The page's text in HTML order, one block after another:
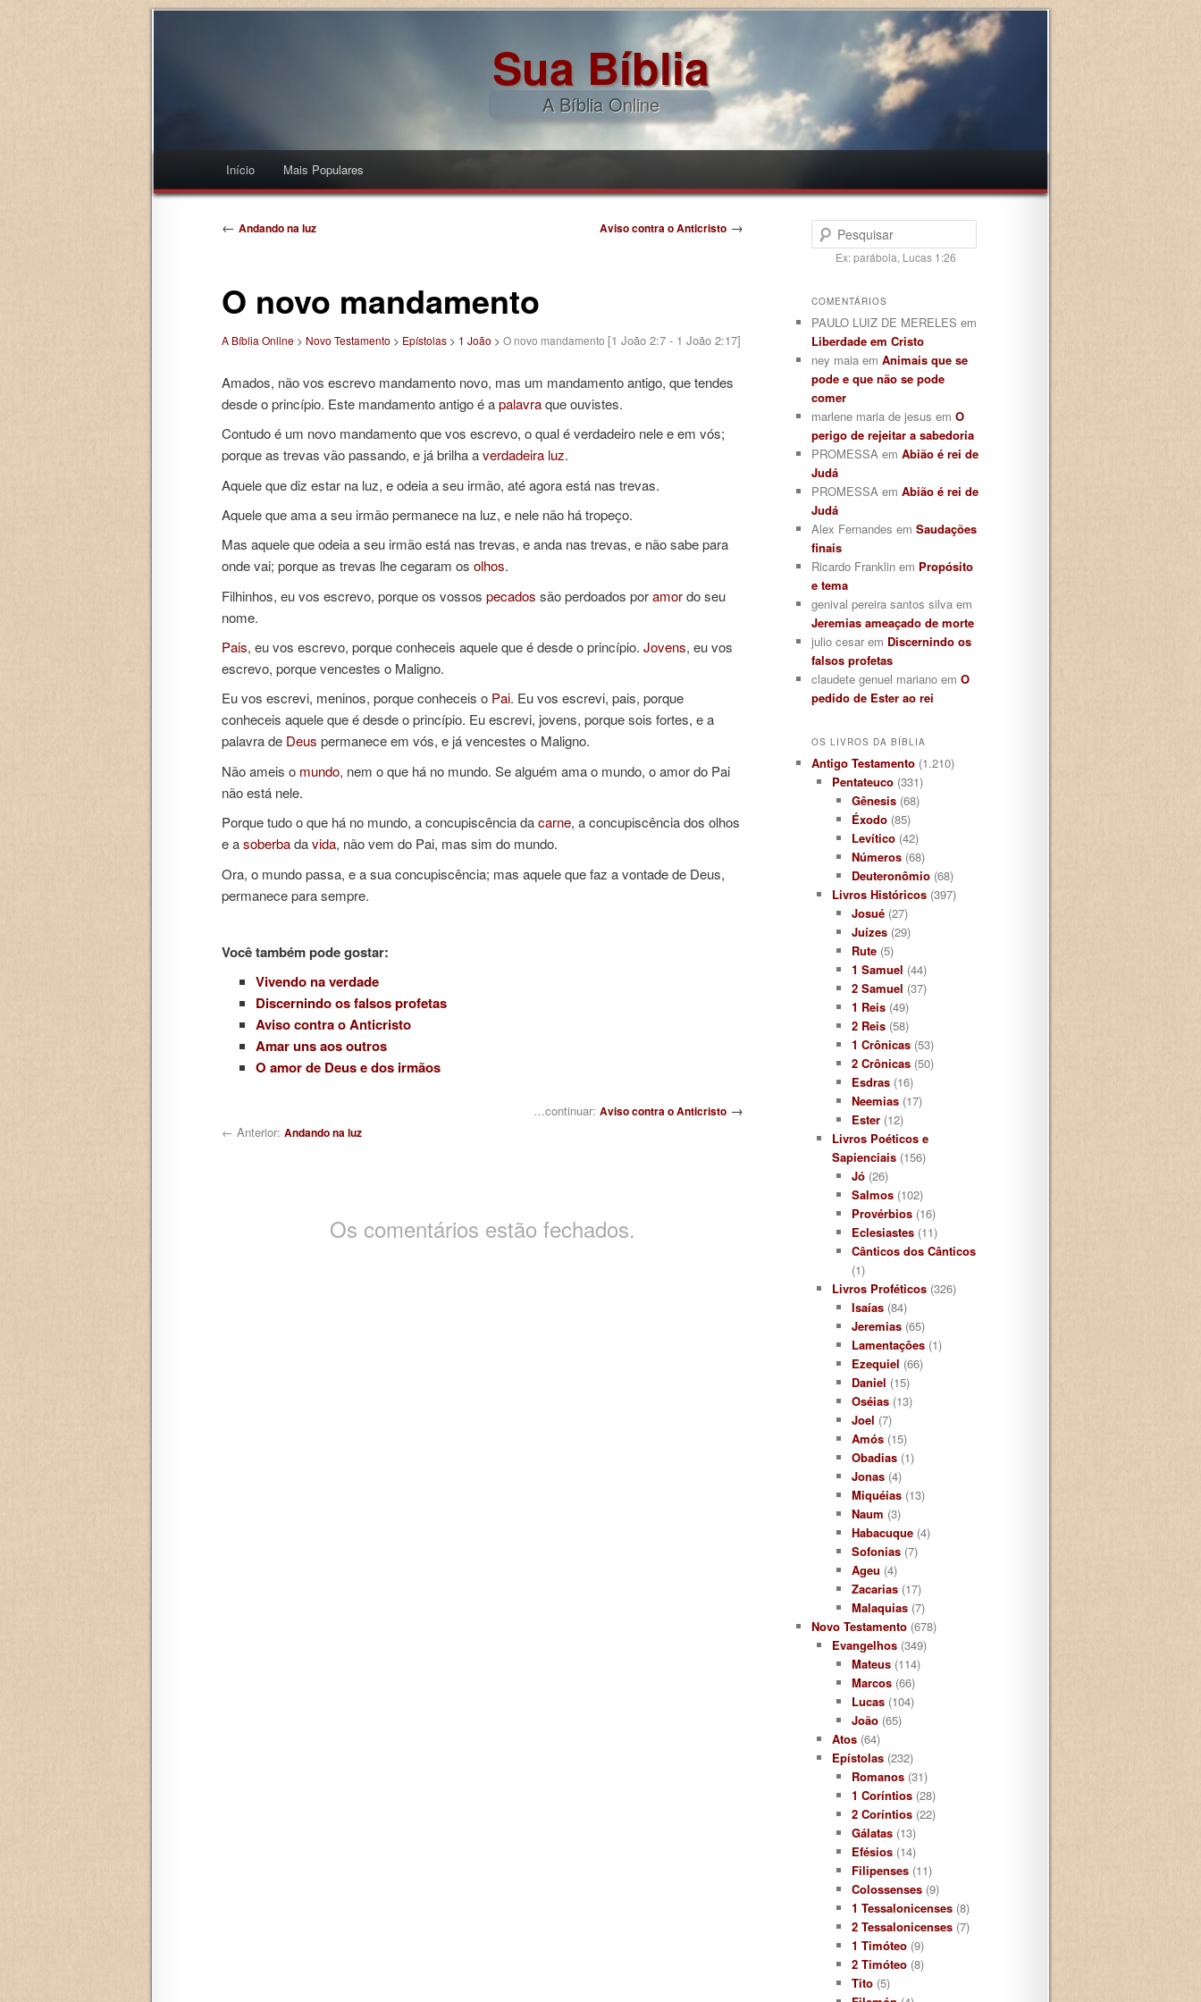
Sua Bíblia
A Bíblia Online
Pular para o conteúdo principal
Pular para o conteúdo secundário
Início Mais Populares
Navegação de posts Aviso contra o Anticristo →
← Andando na luz
O novo mandamento
A Bíblia Online > Novo Testamento > Epístolas > 1 João > O novo mandamento [1 João 2:7 - 1 João 2:17]
Amados, não vos escrevo mandamento novo, mas um mandamento antigo, que tendes
desde o princípio. Este mandamento antigo é apalavraque ouvistes.
Contudo é um novo mandamento que vos escrevo, o qual é verdadeiro nele e em vós;
porque as trevas vão passando, e já brilha averdadeira luz.
Aquele que diz estar na luz, e odeia a seu irmão, até agora está nas trevas.
Aquele que ama a seu irmão permanece na luz, e nele não há tropeço.
Mas aquele que odeia a seu irmão está nas trevas, e anda nas trevas, e não sabe para
onde vai; porque as trevas lhe cegaram os olhos.
Filhinhos, eu vos escrevo, porque os vossos pecados são perdoados poramordo seu
nome.
Pais, eu vos escrevo, porque conheceis aquele que é desde o princípio. Jovens, eu vos
escrevo, porque vencestes o Maligno.
Eu vos escrevi, meninos, porque conheceis o Pai. Eu vos escrevi, pais, porque
conheceis aquele que é desde o princípio. Eu escrevi, jovens, porque sois fortes, e a
palavra de Deus permanece em vós, e já vencestes o Maligno.
Não ameis o mundo, nem o que há no mundo. Se alguém ama o mundo, o amor do Pai
não está nele.
Porque tudo o que há no mundo, a concupiscência dacarne, a concupiscência dos olhos
e asoberbadavida, não vem do Pai, mas sim do mundo.
Ora, o mundo passa, e a sua concupiscência; mas aquele que faz a vontade de Deus,
permanece para sempre.
Você também pode gostar:
Vivendo na verdade
Discernindo os falsos profetas
Aviso contra o Anticristo
Amar uns aos outros
O amor de Deus e dos irmãos
…continuar: Aviso contra o Anticristo →
← Anterior: Andando na luz
Os comentários estão fechados.
Pesquisar
Ex: parábola, Lucas 1:26
COMENTÁRIOS
PAULO LUIZ DE MERELES em
Liberdade em Cristo
ney maia em Animais que se
pode e que não se pode
comer
marlene maria de jesus em O
perigo de rejeitar a sabedoria
PROMESSA em Abião é rei de
Judá
PROMESSA em Abião é rei de
Judá
Alex Fernandes em Saudações
finais
Ricardo Franklin em Propósito
e tema
genival pereira santos silva em
Jeremias ameaçado de morte
julio cesar em Discernindo os
falsos profetas
claudete genuel mariano em O
pedido de Ester ao rei
OS LIVROS DA BÍBLIA
Antigo Testamento (1.210)
Pentateuco(331)
Gênesis (68)
Éxodo (85)
Levítico (42)
Números (68)
Deuteronômio (68)
Livros Históricos(397)
Josué (27)
Juízes (29)
Rute (5)
1 Samuel (44)
2 Samuel (37)
1 Reis (49)
2 Reis (58)
1 Crônicas (53)
2 Crônicas (50)
Esdras (16)
Neemias (17)
Ester (12)
Livros Poéticos e
Sapienciais(156)
Jó (26)
Salmos (102)
Provérbios (16)
Eclesiastes (11)
Cânticos dos Cânticos
(1)
Livros Proféticos(326)
Isaías (84)
Jeremias (65)
Lamentaçôes (1)
Ezequiel (66)
Daniel (15)
Oséias (13)
Joel (7)
Amós (15)
Obadias (1)
Jonas (4)
Miquéias (13)
Naum (3)
Habacuque (4)
Sofonias (7)
Ageu (4)
Zacarias (17)
Malaquias (7)
Novo Testamento (678)
Evangelhos(349)
Mateus (114)
Marcos (66)
Lucas (104)
João (65)
Atos(64)
Epístolas(232)
Romanos (31)
1 Coríntios (28)
2 Coríntios (22)
Gálatas (13)
Efésios (14)
Filipenses (11)
Colossenses (9)
1 Tessalonicenses (8)
2 Tessalonicenses (7)
1 Timóteo (9)
2 Timóteo (8)
Tito (5)